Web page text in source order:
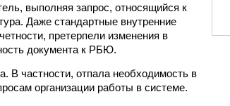
выполняя запрос, относящийся к
Даже стандартные внутренние
претерпели изменения в
документа к РБЮ.
В частности, отпала необходимость в
организации работы в системе.